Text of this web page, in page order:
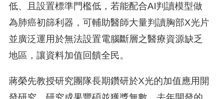
低、且設置標準門檻低，若能配合AI判讀模型做
為肺癌初篩利器，可輔助醫師大量判讀胸部X光片
並廣泛運用於無法設置電腦斷層之醫療資源缺乏
地區，讓資料加值回饋全民。
蔣榮先教授研究團隊長期鑽研於X光的加值應用開